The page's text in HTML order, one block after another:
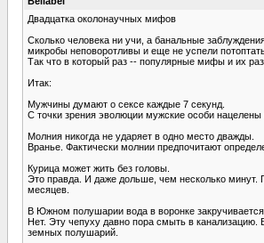
Двадцатка околонаучных мифов
Сколько человека ни учи, а банальные
микробы неповоротливы и еще не успели
Так что в который раз -- популярные мифы и их
Итак:
Мужчины думают о сексе каждые 7 секунд.
С точки зрения эволюции мужские особи
Молния никогда не ударяет в одно место дважды.
Вранье. Фактически молнии предпочитают
Курица может жить без головы.
Это правда. И даже дольше, чем несколько минут.
месяцев.
В Южном полушарии вода в воронке
Нет. Эту чепуху давно пора смыть в
земных полушарий.